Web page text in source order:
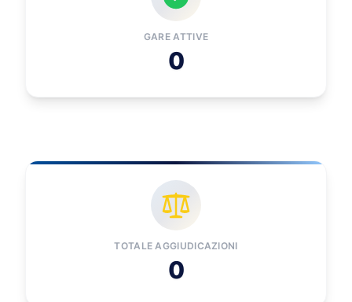
GARE ATTIVE
0
TOTALE AGGIUDICAZIONI
0